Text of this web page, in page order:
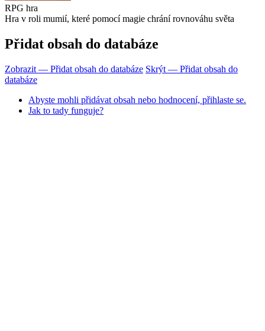
RPG hra
Hra v roli mumií, které pomocí magie chrání rovnováhu světa
Přidat obsah do databáze
Zobrazit — Přidat obsah do databáze Skrýt — Přidat obsah do
databáze
Abyste mohli přidávat obsah nebo hodnocení, přihlaste se.
Jak to tady funguje?